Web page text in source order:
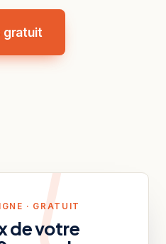
gratuit
· GRATUIT
de votre